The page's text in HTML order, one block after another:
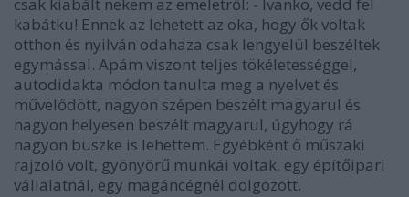
csak kiabált nekem az emeletről: - Ivanko, vedd fel
kabátku! Ennek az lehetett az oka, hogy ők voltak
otthon és nyilván odahaza csak lengyelül beszéltek
egymással. Apám viszont teljes tökéletességgel,
autodidakta módon tanulta meg a nyelvet és
művelődött, nagyon szépen beszélt magyarul és
nagyon helyesen beszélt magyarul, úgyhogy rá
nagyon büszke is lehettem. Egyébként ő műszaki
rajzoló volt, gyönyörű munkái voltak, egy építőipari
vállalatnál, egy magáncégnél dolgozott.